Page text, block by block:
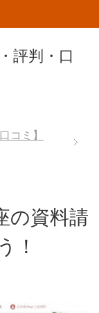
評判・口
コミ】
の資料請
！